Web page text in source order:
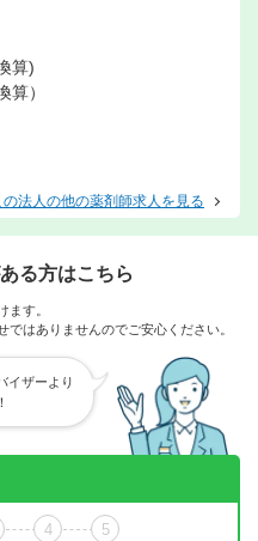
算)
）
の法人の他の薬剤師求人を見る
る方はこちら
ます。
はありませんのでご安心ください。
イザーより
4 5